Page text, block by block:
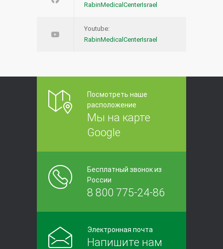
RabinMedicalCenterIsrael
Youtube:
RabinMedicalCenterIsrael
Посмотреть наше
расположение
Мы на карте
Google
Бесплатный звонок из
России
8 800 775-24-86
Электронная почта
Напишите нам